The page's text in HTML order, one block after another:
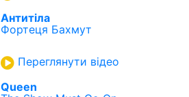
Антитіла
Фортеця Бахмут
Переглянути відео
Queen